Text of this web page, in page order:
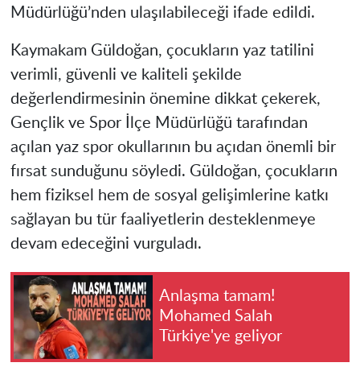
Müdürlüğü’nden ulaşılabileceği ifade edildi.
Kaymakam Güldoğan, çocukların yaz tatilini
verimli, güvenli ve kaliteli şekilde
değerlendirmesinin önemine dikkat çekerek,
Gençlik ve Spor İlçe Müdürlüğü tarafından
açılan yaz spor okullarının bu açıdan önemli bir
fırsat sunduğunu söyledi. Güldoğan, çocukların
hem fiziksel hem de sosyal gelişimlerine katkı
sağlayan bu tür faaliyetlerin desteklenmeye
devam edeceğini vurguladı.
Anlaşma tamam!
Mohamed Salah
Türkiye'ye geliyor